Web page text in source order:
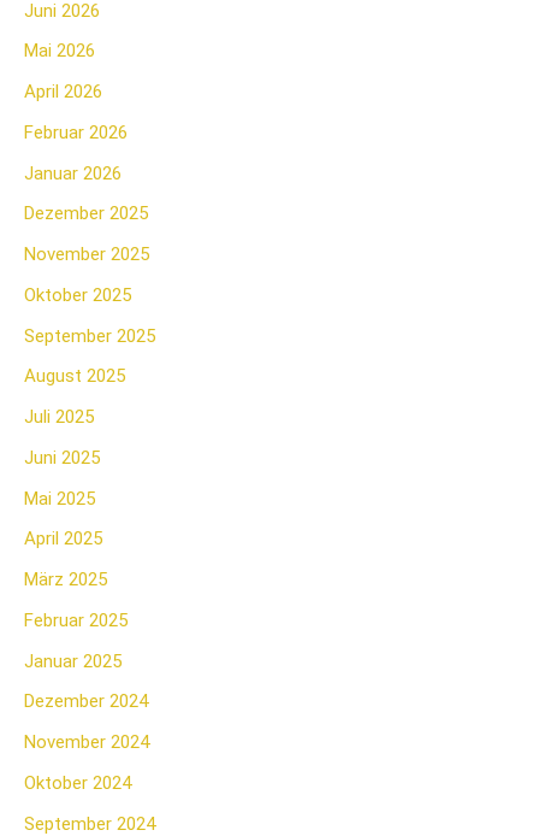
Juni 2026
Mai 2026
April 2026
Februar 2026
Januar 2026
Dezember 2025
November 2025
Oktober 2025
September 2025
August 2025
Juli 2025
Juni 2025
Mai 2025
April 2025
März 2025
Februar 2025
Januar 2025
Dezember 2024
November 2024
Oktober 2024
September 2024